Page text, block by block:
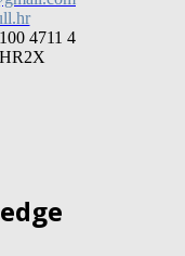
4711 4